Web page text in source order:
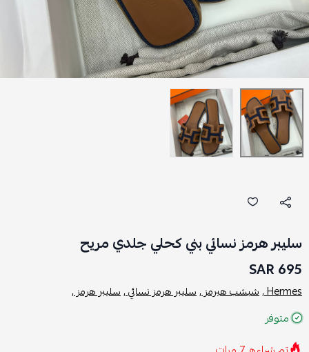
سليبر هرمز نسائي بني كحلي جلدي مريح
695 SAR
Hermes , شبشب هيرمز ,سليبر هرمز نسائي ,سليبر هرمز ,
متوفر